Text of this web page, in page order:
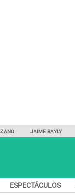
JAIME BAYLY
ESPECTÁCULOS